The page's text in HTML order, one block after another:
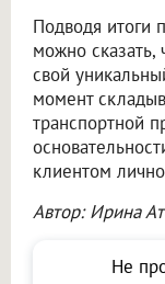
Подводя итоги
можно сказать,
свой
момент
транспортной
клиентом
Автор: Ирина
Не